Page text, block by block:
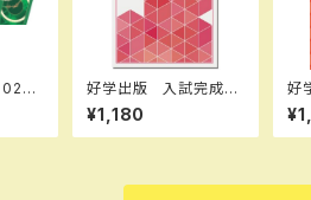
くだ
好学出版 入試完成シ
リーズ 英語 長文問
題の完成 2026年度
版 新品完全セット I
¥1,180
好
ル
セ